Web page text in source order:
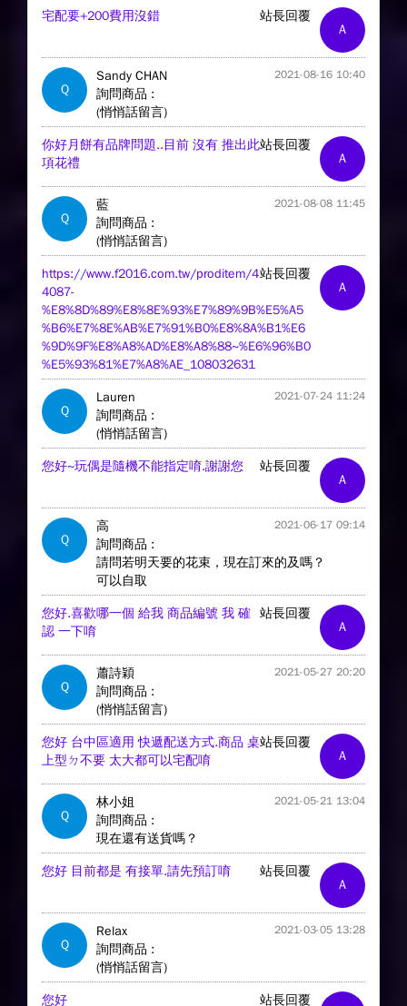
A
站長回覆
宅配要+200費用沒錯
Q
Sandy CHAN 2021-08-16 10:40
詢問商品 :
(悄悄話留言)
A
站長回覆
你好月餅有品牌問題..目前 沒有 推出此
項花禮
Q
藍 2021-08-08 11:45
詢問商品 :
(悄悄話留言)
A
站長回覆
https://www.f2016.com.tw/proditem/4
4087-
%E8%8D%89%E8%8E%93%E7%89%9B%E5%A5
%B6%E7%8E%AB%E7%91%B0%E8%8A%B1%E6
%9D%9F%E8%A8%AD%E8%A8%88~%E6%96%B0
%E5%93%81%E7%A8%AE_108032631
Q
Lauren 2021-07-24 11:24
詢問商品 :
(悄悄話留言)
A
站長回覆
您好~玩偶是隨機不能指定唷.謝謝您
Q
高 2021-06-17 09:14
詢問商品 :
請問若明天要的花束，現在訂來的及嗎？
可以自取
A
站長回覆
您好.喜歡哪一個 給我 商品編號 我 確
認 一下唷
Q
蕭詩穎 2021-05-27 20:20
詢問商品 :
(悄悄話留言)
A
站長回覆
您好 台中區適用 快遞配送方式.商品 桌
上型ㄉ不要 太大都可以宅配唷
Q
林小姐 2021-05-21 13:04
詢問商品 :
現在還有送貨嗎？
A
站長回覆
您好 目前都是 有接單.請先預訂唷
Q
Relax 2021-03-05 13:28
詢問商品 :
(悄悄話留言)
站長回覆
您好